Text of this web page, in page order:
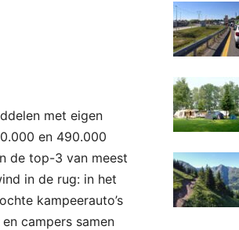
met eigen
en 490.000
de top-3 van meest
in de rug: in het
kampeerauto’s
campers samen